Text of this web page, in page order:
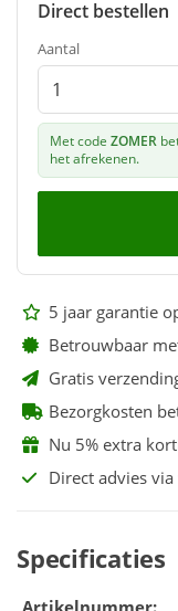
Direct bestellen
Aantal
Met code ZOMER
het afrekenen.
5 jaar garantie
Betrouwbaar
Gratis
Bezorgkosten
Nu 5% extra
Direct advies
Specificaties
Artikelnummer: